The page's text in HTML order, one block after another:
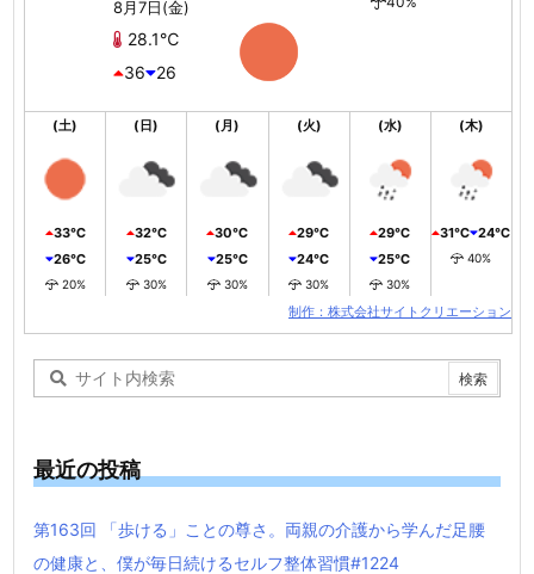
8月7日(金)
28.1℃
36
26
(土)
33℃
26℃
20%
(日)
32℃
25℃
30%
(月)
30℃
25℃
30%
(火)
29℃
24℃
30%
(水)
29℃
25℃
30%
(木)
31℃ 24℃
40%
制作：株式会社サイトクリエーション
最近の投稿
第163回 「歩ける」ことの尊さ。両親の介護から学んだ足腰
の健康と、僕が毎日続けるセルフ整体習慣#1224